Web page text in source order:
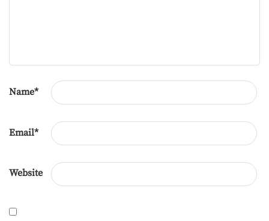
Name*
Email*
Website